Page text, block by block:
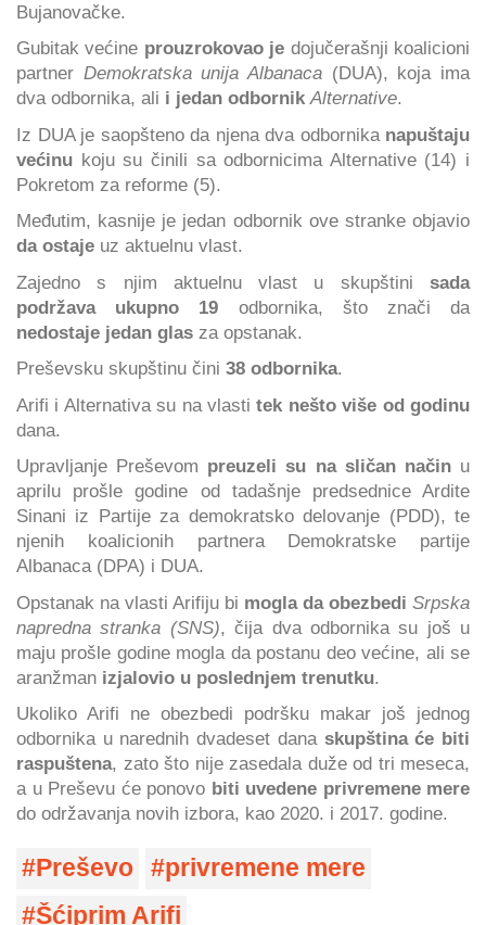
Bujanovačke.
Gubitak većine prouzrokovao je dojučerašnji koalicioni
partner Demokratska unija Albanaca (DUA), koja ima
dva odbornika, ali i jedan odbornik Alternative.
Iz DUA je saopšteno da njena dva odbornikanapuštaju
većinu koju su činili sa odbornicima Alternative (14) i
Pokretom za reforme (5).
Međutim, kasnije je jedan odbornik ove stranke objavio
da ostaje uz aktuelnu vlast.
Zajedno s njim aktuelnu vlast u skupštini sada
podržava ukupno 19 odbornika, što znači da
nedostaje jedan glas za opstanak.
Preševsku skupštinu čini 38 odbornika.
Arifi i Alternativa su na vlastitek nešto više od godinu
dana.
Upravljanje Preševom preuzeli su na sličan načinu
aprilu prošle godine od tadašnje predsednice Ardite
Sinani iz Partije za demokratsko delovanje (PDD), te
njenih koalicionih partnera Demokratske partije
Albanaca (DPA) i DUA.
Opstanak na vlasti Arifiju bi mogla da obezbedi Srpska
napredna stranka (SNS), čija dva odbornika su još u
maju prošle godine mogla da postanu deo većine, ali se
aranžman izjalovio u poslednjem trenutku.
Ukoliko Arifi ne obezbedi podršku makar još jednog
odbornika u narednih dvadeset dana skupština će biti
raspuštena, zato što nije zasedala duže od tri meseca,
a u Preševu će ponovo biti uvedene privremene mere
do održavanja novih izbora, kao 2020. i 2017. godine.
Preševo
privremene mere
Šćiprim Arifi